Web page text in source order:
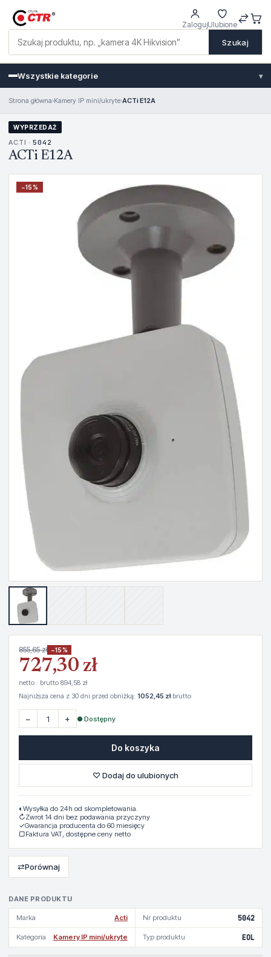
Szukaj
ZalogujUlubione
Wszystkie kategorie ▾
Strona główna›Kamery IP mini/ukryte›ACTi E12A
WYPRZEDAŻ
ACTI · 5042
ACTi E12A
−15%
DANE PRODUKTU
Marka Acti Nr produktu 5042
Kategoria Kamery IP mini/ukryte Typ produktu EOL
855,65 zł −15%
727,30 zł
netto · brutto 894,58 zł
Najniższa cena z 30 dni przed obniżką: 1052,45 złbrutto
− + ● Dostępny
Do koszyka
♡ Dodaj do ulubionych
◐ Wysyłka do 24h od skompletowania.
↻Zwrot 14 dni bez podawania przyczyny
✓Gwarancja producenta do 60 miesięcy
▢Faktura VAT, dostępne ceny netto
⇄Porównaj